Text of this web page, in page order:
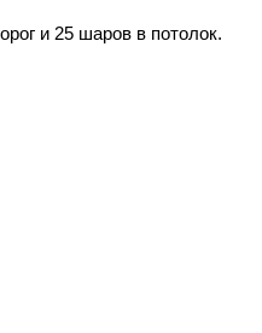
и 25 шаров в потолок.